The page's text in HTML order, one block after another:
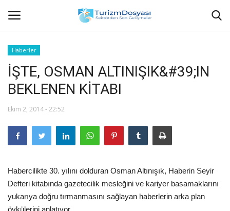
Anasayfa
Bize Ulaşın
Halil ÖNCÜ kimdir?
KVKK Aydınlatma Metni
Haberler
Haberler
İŞTE, OSMAN ALTINIŞIK&#39;IN
BEKLENEN KİTABI
Ekim 2, 2014 - 22:52
Habercilikte 30. yılını dolduran Osman Altınışık, Haberin Seyir
Defteri kitabında gazetecilik mesleğini ve kariyer basamaklarını
yukarıya doğru tırmanmasını sağlayan haberlerin arka plan
öykülerini anlatıyor.